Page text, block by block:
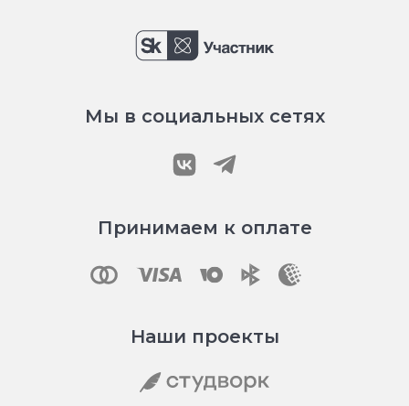
Мы в социальных сетях
Принимаем к оплате
Наши проекты